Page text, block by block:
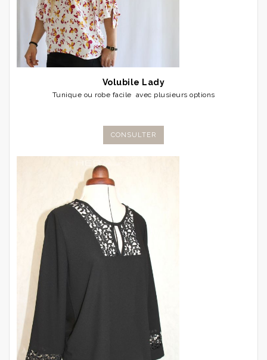
Volubile Lady
Tunique ou robe facile avec plusieurs options
CONSULTER